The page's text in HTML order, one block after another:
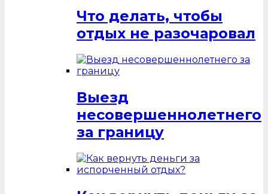
Что делать, чтобы
отдых не разочаровал
Выезд
несовершеннолетнего
за границу